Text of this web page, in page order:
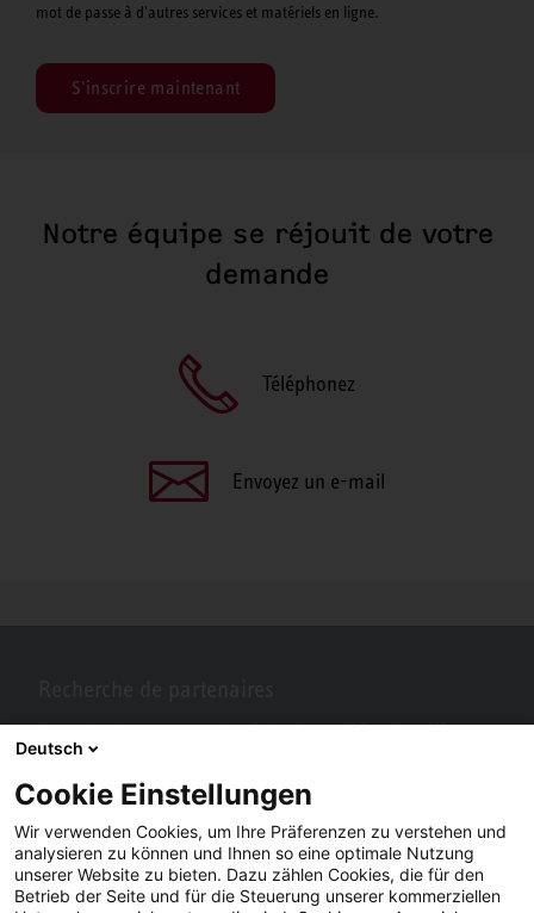
mot de passe à d'autres services et matériels en ligne.
S'inscrire maintenant
Notre équipe se réjouit de votre
demande
Téléphonez
Envoyez un e-mail
Vous recherchez un partenaire près de chez vous? Pas de problème
avec STIEBEL ELTRON.
Deutsch
Cookie Einstellungen
Wir verwenden Cookies, um Ihre Präferenzen zu verstehen und
analysieren zu können und Ihnen so eine optimale Nutzung
unserer Website zu bieten. Dazu zählen Cookies, die für den
Betrieb der Seite und für die Steuerung unserer kommerziellen